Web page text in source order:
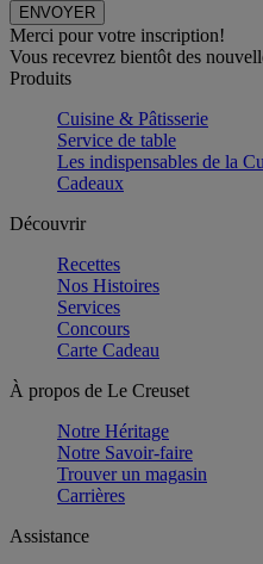
Merci pour votre inscription!
Vous recevrez bientôt des
Produits
Cuisine & Pâtisserie
Service de table
Les indispensables de la
Cadeaux
Découvrir
Recettes
Nos Histoires
Services
Concours
Carte Cadeau
À propos de Le Creuset
Notre Héritage
Notre Savoir-faire
Trouver un magasin
Carrières
Assistance